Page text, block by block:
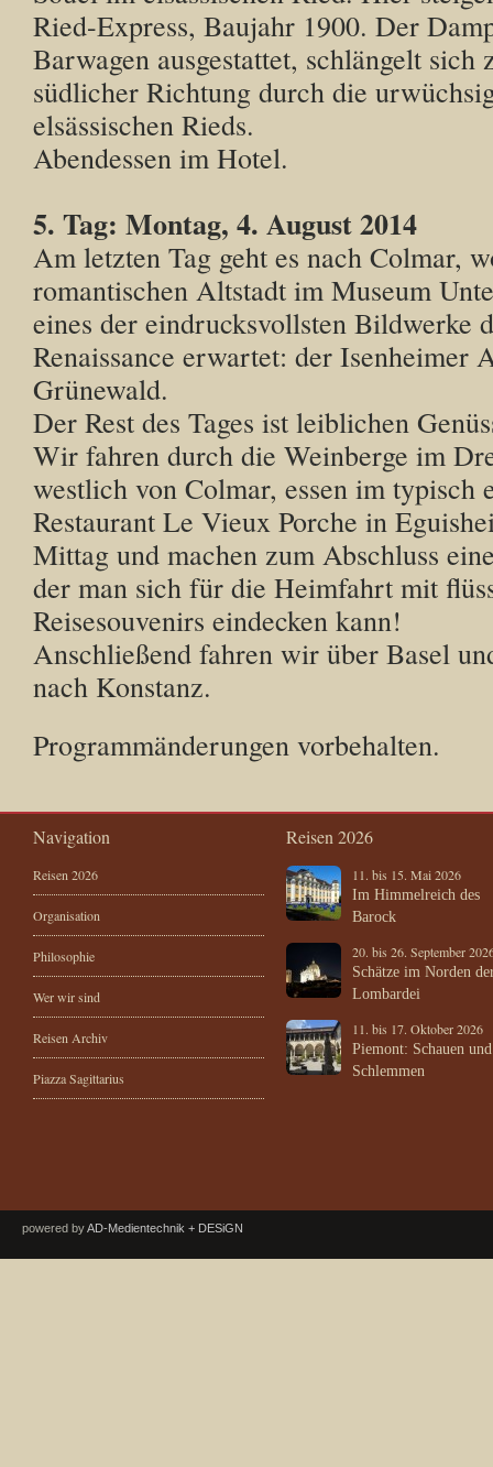
Ried-Express, Baujahr 1900. Der
Barwagen ausgestattet, schlängelt sich
südlicher Richtung durch die
elsässischen Rieds.
Abendessen im Hotel.
5. Tag: Montag, 4. August 2014
Am letzten Tag geht es nach Colmar,
romantischen Altstadt im Museum
eines der eindrucksvollsten Bildwerke
Renaissance erwartet: der Isenheimer
Grünewald.
Der Rest des Tages ist leiblichen
Wir fahren durch die Weinberge im
westlich von Colmar, essen im typisch
Restaurant Le Vieux Porche in
Mittag und machen zum Abschluss
der man sich für die Heimfahrt mit
Reisesouvenirs eindecken kann!
Anschließend fahren wir über Basel
nach Konstanz.
Programmänderungen vorbehalten.
Navigation
Reisen 2026
Organisation
Philosophie
Wer wir sind
Reisen Archiv
Piazza Sagittarius
Reisen 2026
11. bis 15. Mai 2026
Im Himmelreich des
Barock
20. bis 26. September
Schätze im Norden
Lombardei
11. bis 17. Oktober 2026
Piemont: Schauen und
Schlemmen
powered byAD-Medientechnik + DESiGN